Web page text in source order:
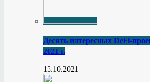
Десять интересных DeFi-
2021 г.
13.10.2021